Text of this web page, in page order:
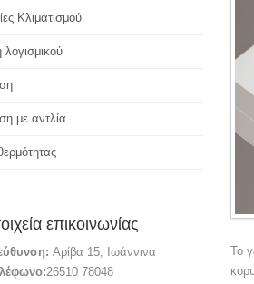
Κλιματισμού
με αντλία
επικοινωνίας
Αρίβα 15, Ιωάννινα
26510 78048
Το